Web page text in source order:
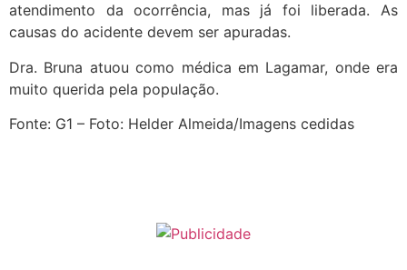
atendimento da ocorrência, mas já foi liberada. As
causas do acidente devem ser apuradas.
Dra. Bruna atuou como médica em Lagamar, onde era
muito querida pela população.
Fonte: G1 – Foto: Helder Almeida/Imagens cedidas